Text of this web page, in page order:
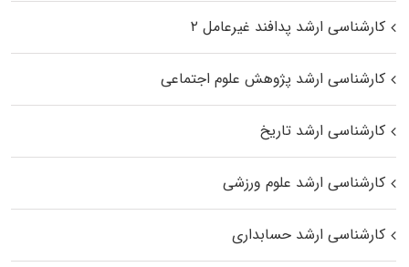
کارشناسی ارشد پدافند غیرعامل ۲
کارشناسی ارشد پژوهش علوم اجتماعی
کارشناسی ارشد تاریخ
کارشناسی ارشد علوم ورزشی
کارشناسی ارشد حسابداری